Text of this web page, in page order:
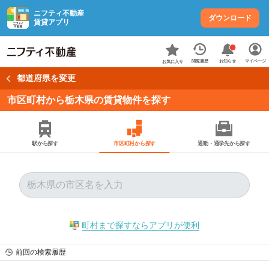
ニフティ不動産
賃貸アプリ
ダウンロード
お気に入り 閲覧履歴 お知らせ マイページ
都道府県を変更
市区町村から栃木県の賃貸物件を探す
駅から探す 市区町村から探す 通勤・通学先から探す
町村まで探すならアプリが便利
前回の検索履歴